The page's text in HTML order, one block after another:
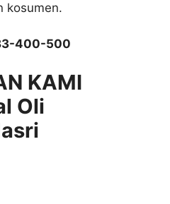
kosumen.
400-500
KAMI
Oli